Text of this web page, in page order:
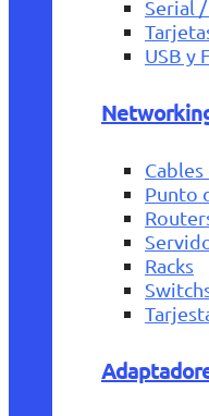
Serial
USB y
Punto
Racks